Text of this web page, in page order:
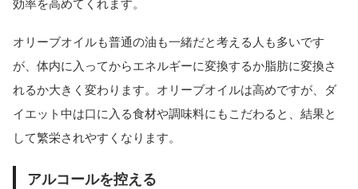
効率を高めてくれます。
オリーブオイルも普通の油も一緒だと考える人も多いです
が、体内に入ってからエネルギーに変換するか脂肪に変換さ
れるか大きく変わります。オリーブオイルは高めですが、ダ
イエット中は口に入る食材や調味料にもこだわると、結果と
して繁栄されやすくなります。
アルコールを控える